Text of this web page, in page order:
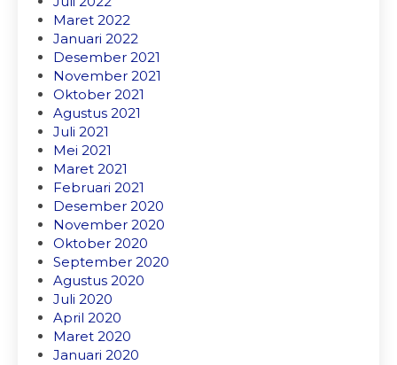
Maret 2022
Januari 2022
Desember 2021
November 2021
Oktober 2021
Agustus 2021
Juli 2021
Mei 2021
Maret 2021
Februari 2021
Desember 2020
November 2020
Oktober 2020
September 2020
Agustus 2020
Juli 2020
April 2020
Maret 2020
Januari 2020